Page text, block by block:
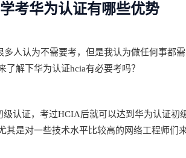
考华为认证有哪些优势
人认为不需要考，但是我认为做任何事
解下华为认证hcia有必要考吗？
认证，考过HCIA后就可以达到华为认证
其是对一些技术水平比较高的网络工程师